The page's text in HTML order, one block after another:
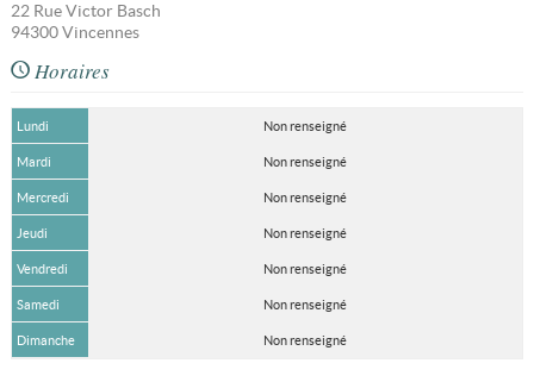
22 Rue Victor Basch
94300 Vincennes
Horaires
Lundi Non renseigné
Mardi Non renseigné
Mercredi Non renseigné
Jeudi Non renseigné
Vendredi Non renseigné
Samedi Non renseigné
Dimanche Non renseigné